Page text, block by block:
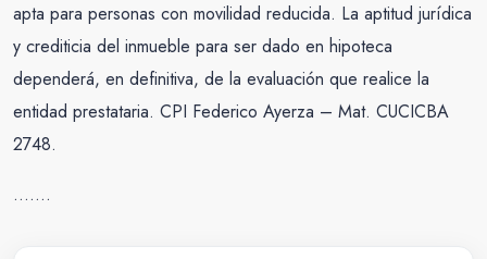
apta para personas con movilidad reducida. La aptitud jurídica
y crediticia del inmueble para ser dado en hipoteca
dependerá, en definitiva, de la evaluación que realice la
entidad prestataria. CPI Federico Ayerza – Mat. CUCICBA
2748.
…….